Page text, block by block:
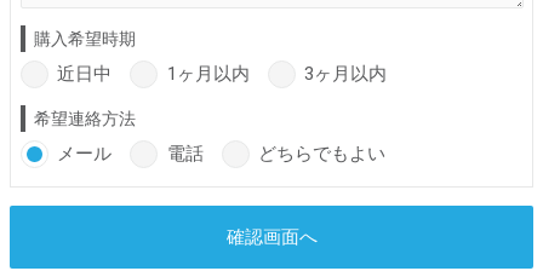
購入希望時期
近日中 1ヶ月以内 3ヶ月以内
希望連絡方法
メール 電話 どちらでもよい
確認画面へ